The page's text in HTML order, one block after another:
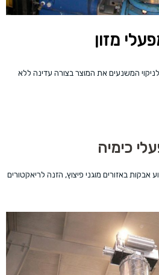
מזון
המשנעים את המוצר בצורה עדינה ללא
כימיה
אבקות באזורים מוגני פיצוץ, הזנה לריאקטורים